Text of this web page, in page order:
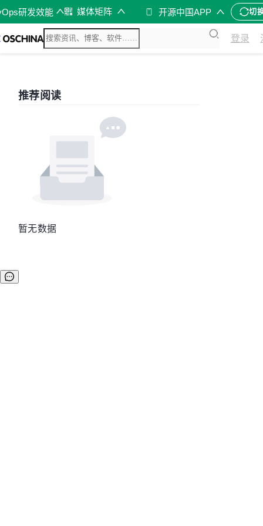
研发效能 媒体矩阵 开源中国APP 切
登录
推荐阅读
暂无数据